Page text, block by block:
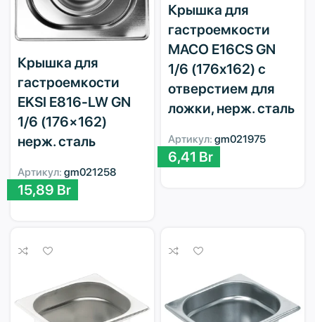
Крышка для
гастроемкости
EKSI E816-LW GN
1/6 (176×162)
нерж. сталь
Артикул: gm021258
15,89 Br
Крышка для
гастроемкости
MACO E16CS GN
1/6 (176х162) с
отверстием для
ложки, нерж. сталь
Артикул: gm021975
6,41 Br